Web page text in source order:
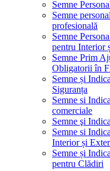
Semne
Semne
profesională
Semne
pentru Interior
Semne Prim
Obligatorii în
Semne și
Siguranța
Semne si
comerciale
Semne şi
Semne si
Interior și
Semne și
pentru Clădiri